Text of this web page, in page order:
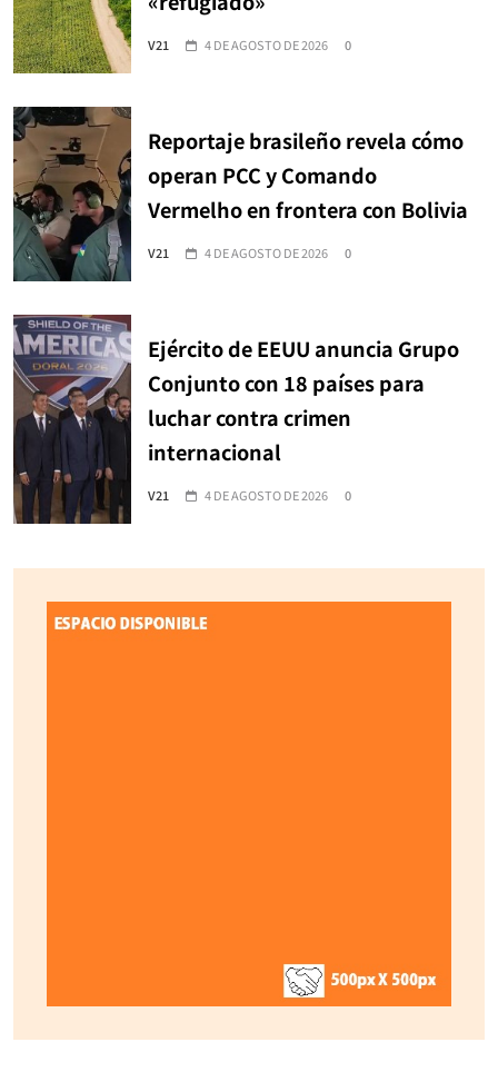
V21 4 DE AGOSTO DE 2026 0
Reportaje brasileño revela cómo
operan PCC y Comando
Vermelho en frontera con Bolivia
V21 4 DE AGOSTO DE 2026 0
Ejército de EEUU anuncia Grupo
Conjunto con 18 países para
luchar contra crimen
internacional
V21 4 DE AGOSTO DE 2026 0